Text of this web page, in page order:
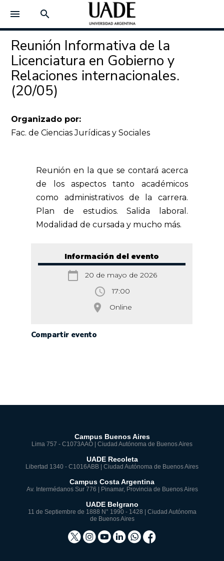
menu search
Reunión Informativa de la
Licenciatura en Gobierno y
Relaciones internacionales.
(20/05)
Organizado por:
Fac. de Ciencias Jurídicas y Sociales
Información del evento
calendar_today 20 de mayo de 2026
access_time 17:00
room Online
Compartir evento
Reunión en la que se contará acerca
de los aspectos tanto académicos
como administrativos de la carrera.
Plan de estudios. Salida laboral.
Modalidad de cursada y mucho más.
Campus Buenos Aires
Lima 757 - C1073AAO | Ciudad Autónoma de Buenos Aires
UADE Recoleta
Libertad 1340 - C1016ABB | Ciudad Autónoma de Buenos Aires
Campus Costa Argentina
Av. Intermédanos Sur 776 | Pinamar, Provincia de Buenos Aires
UADE Belgrano
11 de Septiembre de 1888 N° 1990 - 1428 | Ciudad Autónoma
de Buenos Aires